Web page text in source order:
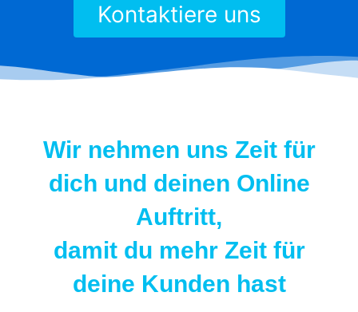
Kontaktiere uns
Wir nehmen uns Zeit für
dich und deinen Online
Auftritt,
damit du mehr Zeit für
deine Kunden hast